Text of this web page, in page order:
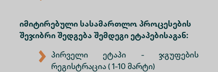
იმიტირებული სასამართლო პროცესების
შეჯიბრი შედგება შემდეგი ეტაპებისაგან:
პირველი ეტაპი - ჯგუფების
რეგისტრაცია ( 1-10 მარტი)